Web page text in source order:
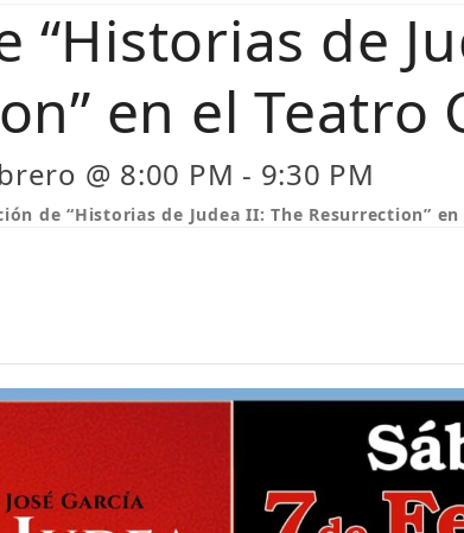
de
en el Teatro
@ 8:00 PM - 9:30 PM
de “Historias de Judea II: The Resurrection” en